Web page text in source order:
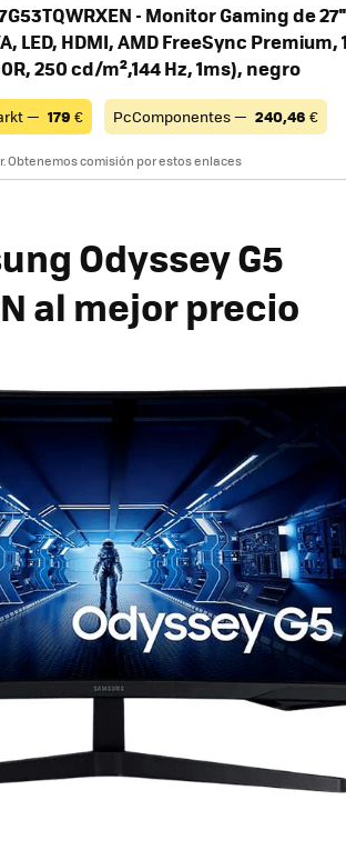
- Monitor Gaming de
LED, HDMI, AMD FreeSync Premium,
250 cd/m²,144 Hz, 1ms), negro
— 179 € PcComponentes — 240,46 €
Obtenemos comisión por estos enlaces
Odyssey G5
al mejor precio